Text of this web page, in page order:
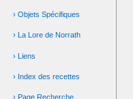
› Objets Spécifiques
› La Lore de Norrath
› Liens
› Index des recettes
› Page Recherche